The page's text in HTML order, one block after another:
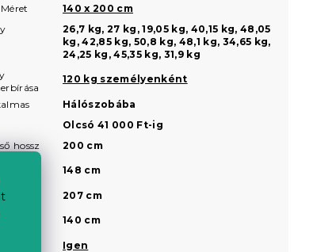
Méret
140 x 200 cm
26,7 kg, 27 kg, 19,05 kg, 40,15 kg, 48,05
kg, 42,85 kg, 50,8 kg, 48,1 kg, 34,65 kg,
24,25 kg, 45,35 kg, 31,9 kg
120 kg személyenként
Hálószobába
Olcsó 41 000 Ft-ig
hossz
200 cm
148 cm
hossz
207 cm
140 cm
Igen